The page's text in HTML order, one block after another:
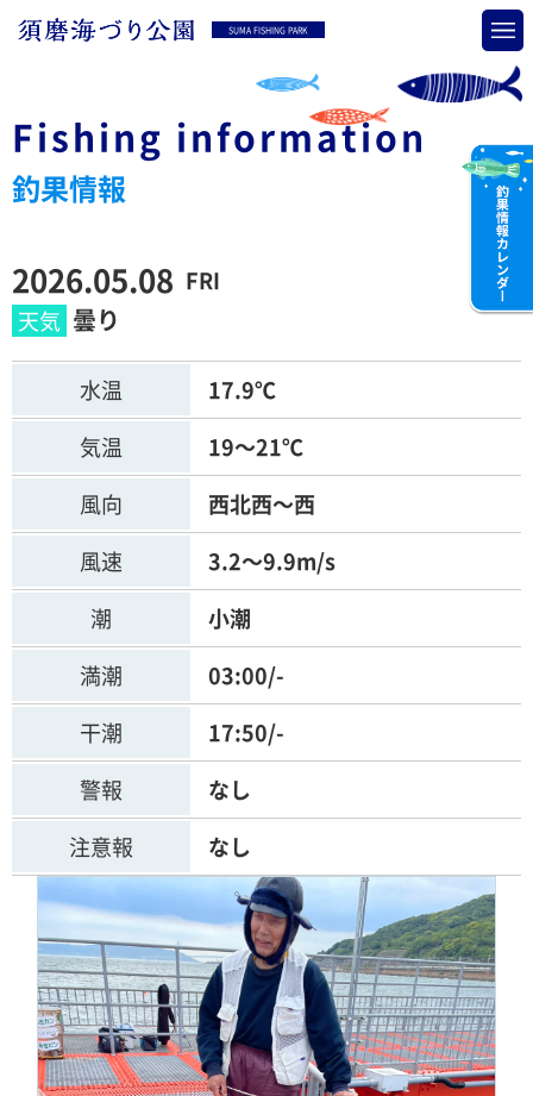
SUMA FISHING PARK
Fishing information
釣果情報
2026.05.08 FRI
曇り
水温
17.9℃
気温
19～21℃
風向
西北西～西
風速
3.2～9.9m/s
潮
小潮
満潮
03:00/-
干潮
17:50/-
警報
なし
注意報
なし